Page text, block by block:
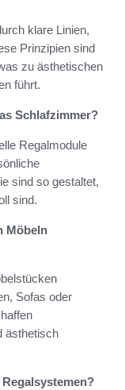
klare Linien,
Prinzipien sind
zu ästhetischen
führt.
Schlafzimmer?
Regalmodule
sind so gestaltet,
sind.
Möbeln
Sofas oder
ästhetisch